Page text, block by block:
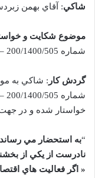
شاکي: آقاي بهمن
موضوع شکايت و
شماره 200/1400/505 – 1400/02/12 سازمان امور مالياتي کشور
گردش کار : شاکي به
خواستار شده و در
“به استحضار مي
نادرست از يکي از
« اگر فعاليت هاي